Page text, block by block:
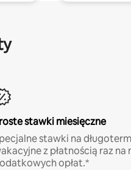
stawki miesięczne
stawki na
z płatnością raz na
opłat.*